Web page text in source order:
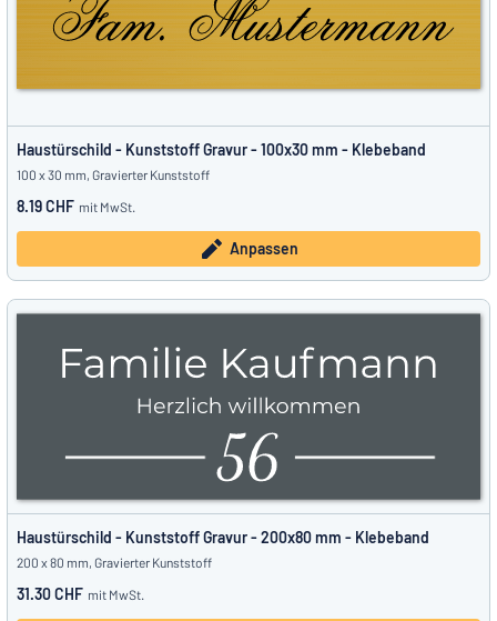
Kundenservice
Haustürschild - Kunststoff Gravur - 100x30 mm - Klebeband
100 x 30 mm, Gravierter Kunststoff
8.19 CHF mit MwSt.
Anpassen
Haustürschild - Kunststoff Gravur - 200x80 mm - Klebeband
200 x 80 mm, Gravierter Kunststoff
31.30 CHF mit MwSt.